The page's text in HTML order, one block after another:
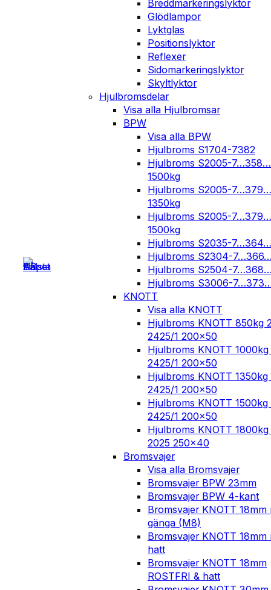
Breddmarkeringslyktor
Glödlampor
Lyktglas
Positionslyktor
Reflexer
Sidomarkeringslyktor
Skyltlyktor
Hjulbromsdelar
Visa alla Hjulbromsar
BPW
Visa alla BPW
Hjulbroms S1704-7382
Hjulbroms S2005-7…358…
1500kg
Hjulbroms S2005-7…379…
1350kg
Hjulbroms S2005-7…379…
1500kg
Hjulbroms S2035-7…364…
Hjulbroms S2304-
Hjulbroms S2504-
Hjulbroms S3006-
KNOTT
Visa alla KNOTT
Hjulbroms KNOTT 850kg
2425/1 200×50
Hjulbroms KNOTT
2425/1 200×50
Hjulbroms KNOTT
2425/1 200×50
Hjulbroms KNOTT
2425/1 200×50
Hjulbroms KNOTT
2025 250×40
Bromsvajer
Visa alla Bromsvajer
Bromsvajer BPW 23mm
Bromsvajer BPW 4-kant
Bromsvajer KNOTT 18mm
gänga (M8)
Bromsvajer KNOTT 18mm
hatt
Bromsvajer KNOTT 18mm
ROSTFRI & hatt